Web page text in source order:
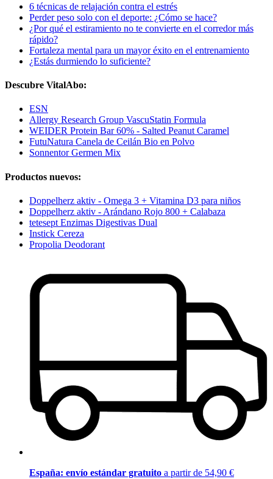
6 técnicas de relajación contra el estrés
Perder peso solo con el deporte: ¿Cómo se hace?
¿Por qué el estiramiento no te convierte en el corredor más
rápido?
Fortaleza mental para un mayor éxito en el entrenamiento
¿Estás durmiendo lo suficiente?
Descubre VitalAbo:
ESN
Allergy Research Group VascuStatin Formula
WEIDER Protein Bar 60% - Salted Peanut Caramel
FutuNatura Canela de Ceilán Bio en Polvo
Sonnentor Germen Mix
Productos nuevos:
Doppelherz aktiv - Omega 3 + Vitamina D3 para niños
Doppelherz aktiv - Arándano Rojo 800 + Calabaza
tetesept Enzimas Digestivas Dual
Instick Cereza
Propolia Deodorant
España: envío estándar gratuito a partir de 54,90 €